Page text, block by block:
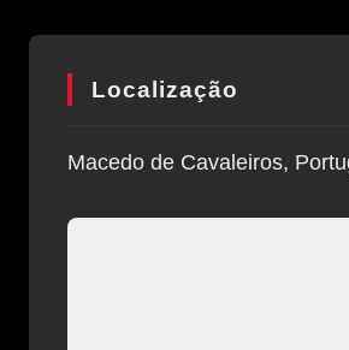
Localização
Macedo de Cavaleiros,